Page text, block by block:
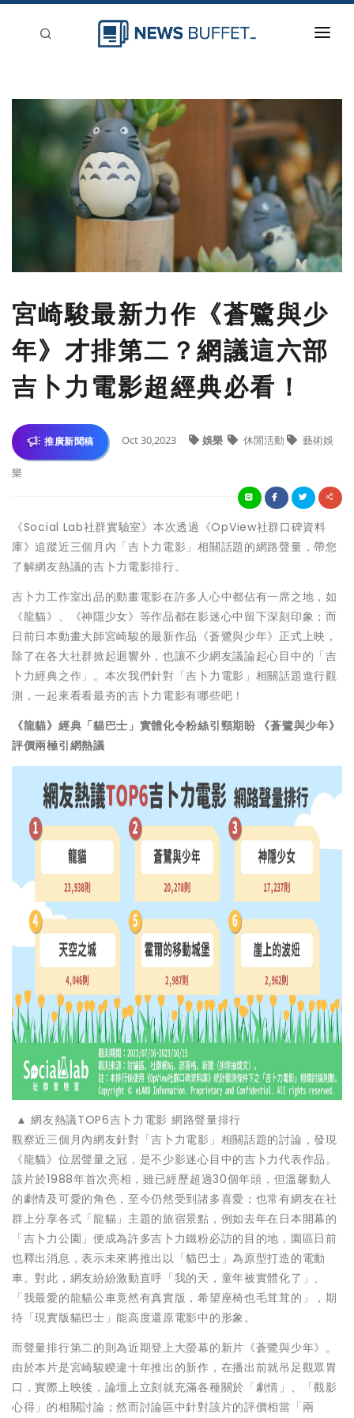
新聞稿分類
登入
刊登
宮崎駿最新力作《蒼鷺與少
年》才排第二？網議這六部
吉卜力電影超經典必看！
推廣新聞稿 Oct 30,2023 娛樂 休閒活動 藝術娛
樂
《Social Lab社群實驗室》本次透過《OpView社群口碑資料
庫》追蹤近三個月內「吉卜力電影」相關話題的網路聲量，帶您
了解網友熱議的吉卜力電影排行。
吉卜力工作室出品的動畫電影在許多人心中都佔有一席之地，如
《龍貓》、《神隱少女》等作品都在影迷心中留下深刻印象；而
日前日本動畫大師宮崎駿的最新作品《蒼鷺與少年》正式上映，
除了在各大社群掀起迴響外，也讓不少網友議論起心目中的「吉
卜力經典之作」。本次我們針對「吉卜力電影」相關話題進行觀
測，一起來看看最夯的吉卜力電影有哪些吧！
《龍貓》經典「貓巴士」實體化令粉絲引頸期盼 《蒼鷺與少年》
評價兩極引網熱議
▲ 網友熱議TOP6吉卜力電影 網路聲量排行
觀察近三個月內網友針對「吉卜力電影」相關話題的討論，發現
《龍貓》位居聲量之冠，是不少影迷心目中的吉卜力代表作品。
該片於1988年首次亮相，雖已經歷超過30個年頭，但溫馨動人
的劇情及可愛的角色，至今仍然受到諸多喜愛；也常有網友在社
群上分享各式「龍貓」主題的旅宿景點，例如去年在日本開幕的
「吉卜力公園」便成為許多吉卜力鐵粉必訪的目的地，園區日前
也釋出消息，表示未來將推出以「貓巴士」為原型打造的電動
車。對此，網友紛紛激動直呼「我的天，童年被實體化了」、
「我最愛的龍貓公車竟然有真實版，希望座椅也毛茸茸的」，期
待「現實版貓巴士」能高度還原電影中的形象。
而聲量排行第二的則為近期登上大螢幕的新片《蒼鷺與少年》。
由於本片是宮崎駿睽違十年推出的新作，在播出前就吊足觀眾胃
口，實際上映後，論壇上立刻就充滿各種關於「劇情」、「觀影
心得」的相關討論；然而討論區中針對該片的評價相當「兩